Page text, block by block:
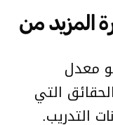
المزيد من
معدل
التي
التدريب.